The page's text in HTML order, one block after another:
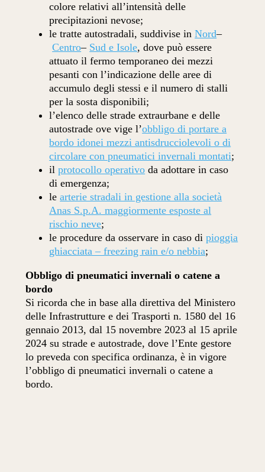
colore relativi all’intensità delle
precipitazioni nevose;
le tratte autostradali, suddivise inNord–
Centro– Sud e Isole, dove può essere
attuato il fermo temporaneo dei mezzi
pesanti con l’indicazione delle aree di
accumulo degli stessi e il numero di stalli
per la sosta disponibili;
l’elenco delle strade extraurbane e delle
autostrade ove vige l’obbligo di portare a
bordo idonei mezzi antisdrucciolevoli o di
circolare con pneumatici invernali montati;
ilprotocollo operativo da adottare in caso
di emergenza;
learterie stradali in gestione alla società
Anas S.p.A. maggiormente esposte al
rischio neve;
le procedure da osservare in caso dipioggia
ghiacciata – freezing rain e/o nebbia;
Obbligo di pneumatici invernali o catene a
bordo
Si ricorda che in base alla direttiva del Ministero
delle Infrastrutture e dei Trasporti n. 1580 del 16
gennaio 2013, dal 15 novembre 2023 al 15 aprile
2024 su strade e autostrade, dove l’Ente gestore
lo preveda con specifica ordinanza, è in vigore
l’obbligo di pneumatici invernali o catene a
bordo.